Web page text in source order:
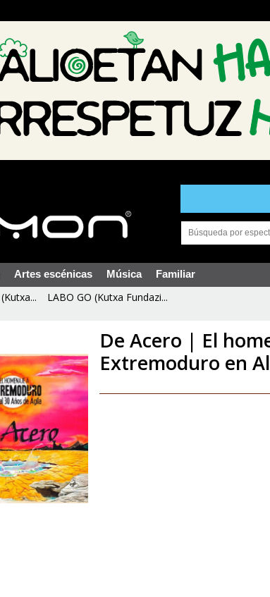
Artes escénicas Música Familiar
LABO GO (Kutxa Fundazi...
De Acero | El
Extremoduro en